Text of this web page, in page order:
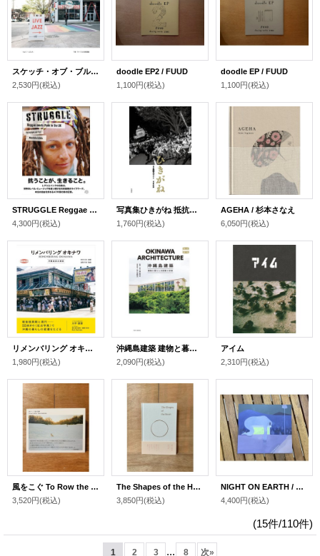
スケッチ・オブ・ブルー 1巻 アメリカ合衆国編
2,530円(税込)
doodle EP2 / FUUD
1,100円(税込)
doodle EP / FUUD
1,100円(税込)
STRUGGLE Reggae meets Punk in the UK / 石田昌隆
4,300円(税込)
写真集ひきがね 抵抗する写真×抵抗する声 / 島崎ろでぃー(写真),ECD(文)
1,760円(税込)
AGEHA / 杉本さなえ
6,050円(税込)
リメンバリング オキナワ 沖縄島定点探訪
1,980円(税込)
沖縄島建築 建物と暮らしの記録と記憶
2,090円(税込)
アイム
2,310円(税込)
風をこぐ To Row the Wind / 橋本貴雄
3,520円(税込)
The Shapes of the Heart / 青山希望
3,850円(税込)
NIGHT ON EARTH / MISSISSIPPI
4,400円(税込)
(15件/110件)
1 2 3 ... 8 次»